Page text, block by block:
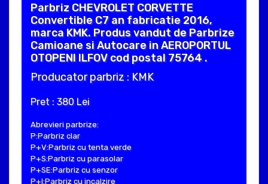
Parbriz CHEVROLET CORVETTE
Convertible C7 an fabricatie 2016,
marca KMK. Produs vandut de Parbrize
Camioane si Autocare in AEROPORTUL
OTOPENI ILFOV cod postal 75764 .
Producator parbriz : KMK
Pret : 380 Lei
Abrevieri parbrize:
P:Parbriz clar
P+V:Parbriz cu tenta verde
P+S:Parbriz cu parasolar
P+SE:Parbriz cu senzor
P+I:Parbriz cu incalzire